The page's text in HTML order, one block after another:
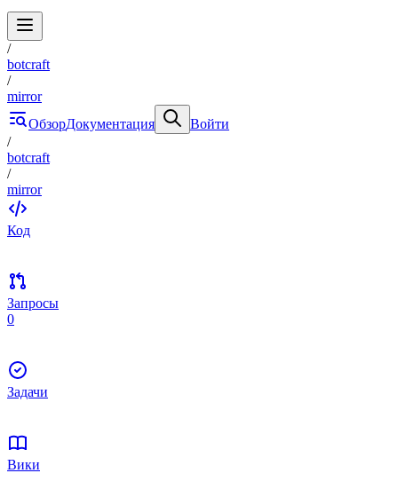
/
botcraft
/
mirror
ОбзорДокументация
Войти
/
botcraft
/
mirror
Код
Запросы
0
Задачи
Вики